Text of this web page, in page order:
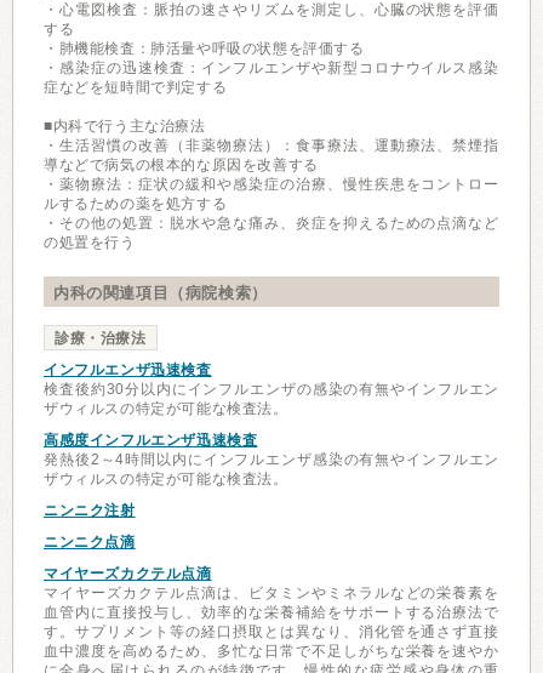
・心電図検査：脈拍の速さやリズムを測定し、心臓の状態を評価
する
・肺機能検査：肺活量や呼吸の状態を評価する
・感染症の迅速検査：インフルエンザや新型コロナウイルス感染
症などを短時間で判定する
■内科で行う主な治療法
・生活習慣の改善（非薬物療法）：食事療法、運動療法、禁煙指
導などで病気の根本的な原因を改善する
・薬物療法：症状の緩和や感染症の治療、慢性疾患をコントロー
ルするための薬を処方する
・その他の処置：脱水や急な痛み、炎症を抑えるための点滴など
の処置を行う
内科の関連項目（病院検索）
診療・治療法
インフルエンザ迅速検査
検査後約30分以内にインフルエンザの感染の有無やインフルエン
ザウィルスの特定が可能な検査法。
高感度インフルエンザ迅速検査
発熱後2～4時間以内にインフルエンザ感染の有無やインフルエン
ザウィルスの特定が可能な検査法。
ニンニク注射
ニンニク点滴
マイヤーズカクテル点滴
マイヤーズカクテル点滴は、ビタミンやミネラルなどの栄養素を
血管内に直接投与し、効率的な栄養補給をサポートする治療法で
す。サプリメント等の経口摂取とは異なり、消化管を通さず直接
血中濃度を高めるため、多忙な日常で不足しがちな栄養を速やか